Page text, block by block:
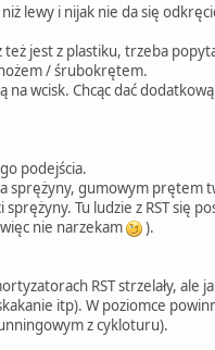
lewy i nijak nie da się
jest z plastiku, trzeba
/ śrubokrętem.
wcisk. Chcąc dać
podejścia.
gumowym prętem
Tu ludzie z RST się
nie narzekam
).
RST strzelały, ale
itp). W poziomce
z cykloturu).